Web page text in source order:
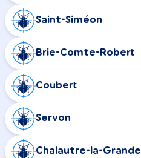
Saint-Siméon
Brie-Comte-Robert
Coubert
Servon
Chalautre-la-Grande